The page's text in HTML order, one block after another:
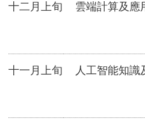
十二月上旬 雲端計算及應
十一月上旬 人工智能知識